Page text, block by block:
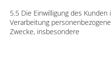
5.5 Die Einwilligung des
Verarbeitung
Zwecke, insbesondere